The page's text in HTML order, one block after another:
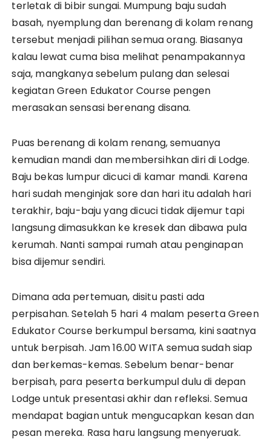
terletak di bibir sungai. Mumpung baju sudah
basah, nyemplung dan berenang di kolam renang
tersebut menjadi pilihan semua orang. Biasanya
kalau lewat cuma bisa melihat penampakannya
saja, mangkanya sebelum pulang dan selesai
kegiatan Green Edukator Course pengen
merasakan sensasi berenang disana.
Puas berenang di kolam renang, semuanya
kemudian mandi dan membersihkan diri di Lodge.
Baju bekas lumpur dicuci di kamar mandi. Karena
hari sudah menginjak sore dan hari itu adalah hari
terakhir, baju-baju yang dicuci tidak dijemur tapi
langsung dimasukkan ke kresek dan dibawa pula
kerumah. Nanti sampai rumah atau penginapan
bisa dijemur sendiri.
Dimana ada pertemuan, disitu pasti ada
perpisahan. Setelah 5 hari 4 malam peserta Green
Edukator Course berkumpul bersama, kini saatnya
untuk berpisah. Jam 16.00 WITA semua sudah siap
dan berkemas-kemas. Sebelum benar-benar
berpisah, para peserta berkumpul dulu di depan
Lodge untuk presentasi akhir dan refleksi. Semua
mendapat bagian untuk mengucapkan kesan dan
pesan mereka. Rasa haru langsung menyeruak.